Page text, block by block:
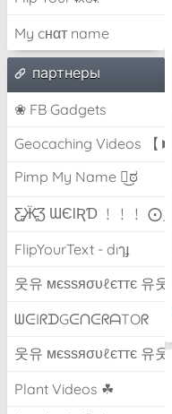
My cнαт name
партнеры
❀ FB Gadgets
Geocaching Videos 【►
Pimp My Name ಠ͜ಠ
Ƹ̵̡Ӝ̵̨̄Ʒ ƜЄƖƦƊ ﹗﹗﹗
FlipYourText - dıๅɟ
웃유 мєѕѕяσυℓєттє 유웃
ᗯᕮIᖇᗪGᕮᑎᕮᖇᗩTOᖇ
웃유 мєѕѕяσυℓєттє 유웃
Plant Videos ☘